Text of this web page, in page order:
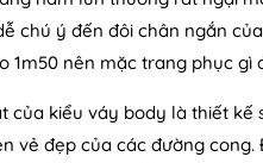
chú ý đến đôi chân ngắn
1m50 nên mặc trang phục gì
của kiểu váy body là thiết kế
vẻ đẹp của các đường